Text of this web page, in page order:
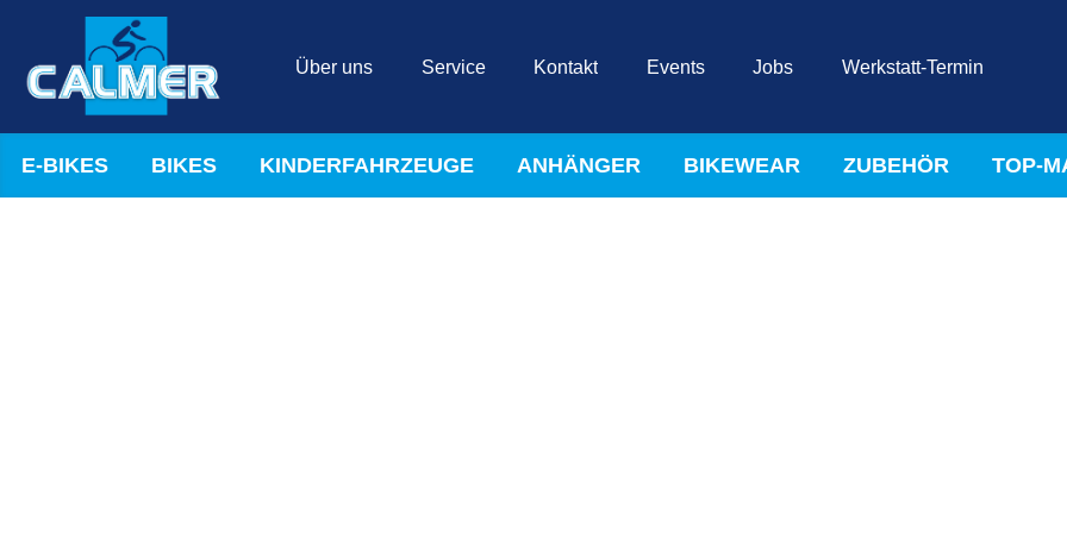
Über uns Service Kontakt Events Jobs Werkstatt-Termin
E-BIKES BIKES KINDERFAHRZEUGE ANHÄNGER BIKEWEAR ZUBEHÖR TOP-